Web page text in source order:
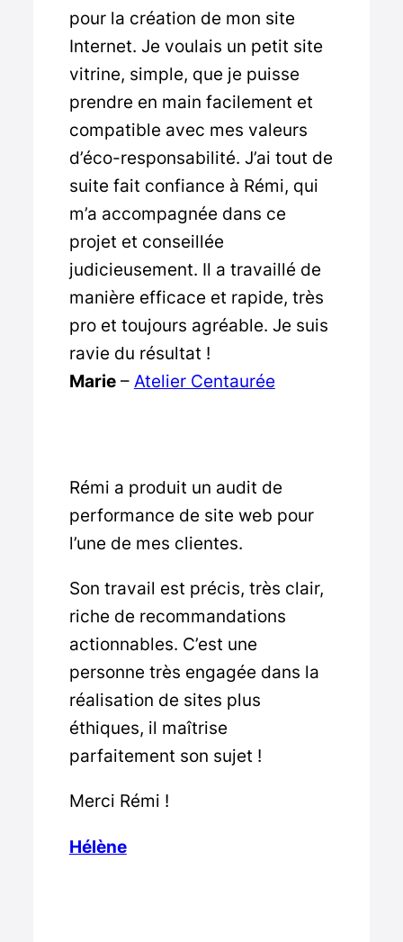
pour la création de mon site
Internet. Je voulais un petit site
vitrine, simple, que je puisse
prendre en main facilement et
compatible avec mes valeurs
d’éco-responsabilité. J’ai tout de
suite fait confiance à Rémi, qui
m’a accompagnée dans ce
projet et conseillée
judicieusement. Il a travaillé de
manière efficace et rapide, très
pro et toujours agréable. Je suis
ravie du résultat !
Marie– Atelier Centaurée
Rémi a produit un audit de
performance de site web pour
l’une de mes clientes.
Son travail est précis, très clair,
riche de recommandations
actionnables. C’est une
personne très engagée dans la
réalisation de sites plus
éthiques, il maîtrise
parfaitement son sujet !
Merci Rémi !
Hélène